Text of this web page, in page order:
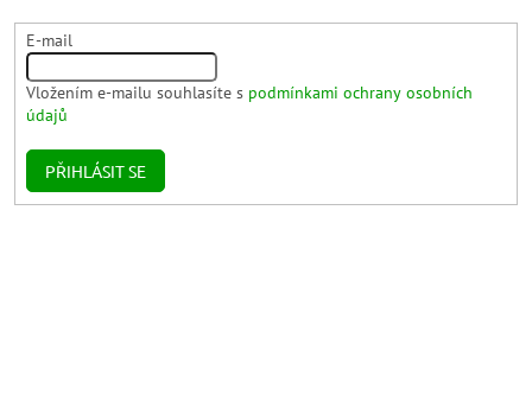
E-mail
Vložením e-mailu souhlasíte s podmínkami ochrany osobních
údajů
PŘIHLÁSIT SE